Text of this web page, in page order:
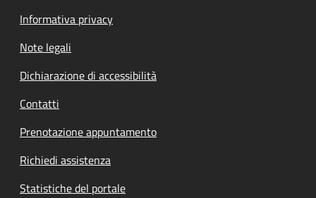
Informativa privacy
Note legali
Dichiarazione di accessibilità
Contatti
Prenotazione appuntamento
Richiedi assistenza
Statistiche del portale